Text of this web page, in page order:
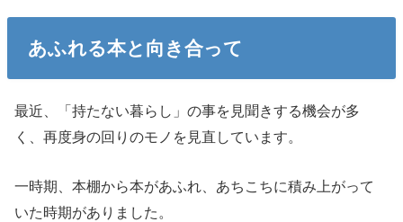
あふれる本と向き合って
最近、「持たない暮らし」の事を見聞きする機会が多
く、再度身の回りのモノを見直しています。
一時期、本棚から本があふれ、あちこちに積み上がって
いた時期がありました。